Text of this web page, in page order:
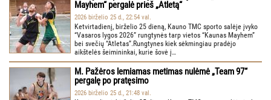
Mayhem“ pergalė prieš „Atletą“
2026 birželio 25 d., 22:54 val.
Ketvirtadienį, birželio 25 dieną, Kauno TMC sporto salėje įvyko
“Vasaros lygos 2026” rungtynės tarp vietos “Kaunas Mayhem”
bei svečių “Atletas”.Rungtynes kiek sėkmingiau pradėjo
aikštelės šeimininkai, kurie šovė į…
M. Pažėros lemiamas metimas nulėmė „Team 97“
pergalę po pratęsimo
2026 birželio 25 d., 21:48 val.